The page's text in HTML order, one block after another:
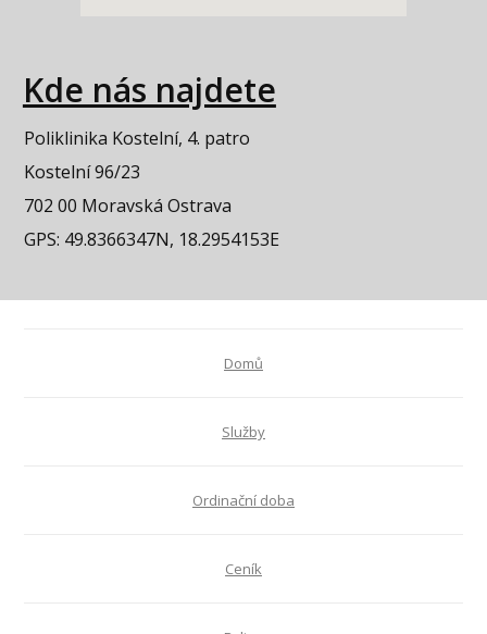
Kde nás najdete
Poliklinika Kostelní, 4. patro
Kostelní 96/23
702 00 Moravská Ostrava
GPS: 49.8366347N, 18.2954153E
Domů
Služby
Ordinační doba
Ceník